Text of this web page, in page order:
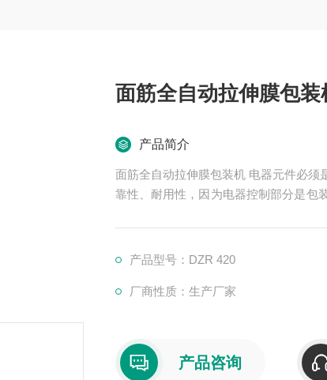
面筋全自动拉伸膜包装
产品简介
面筋全自动拉伸膜包装机 电器元件必须
靠性、耐用性，因为电器控制部分是包
产品型号：DZR 420
厂商性质：生产厂家
产品咨询